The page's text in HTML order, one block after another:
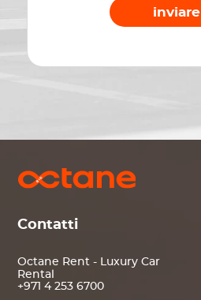
inviare
Contatti
Octane Rent - Luxury Car
Rental
+971 4 253 6700